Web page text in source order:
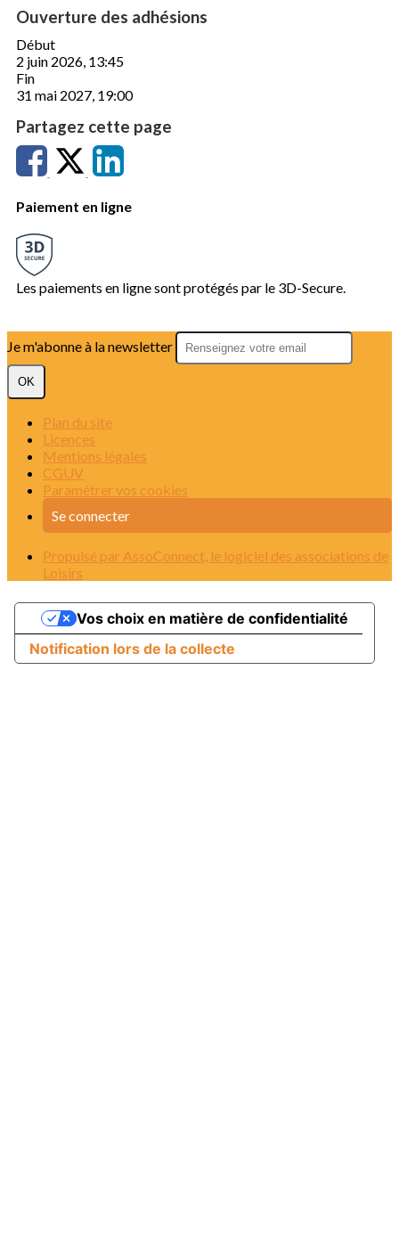
Ouverture des adhésions
Début
2 juin 2026, 13:45
Fin
31 mai 2027, 19:00
Partagez cette page
Paiement en ligne
Les paiements en ligne sont protégés par le 3D-Secure.
Je m'abonne à la newsletter
OK
Plan du site
Licences
Mentions légales
CGUV
Paramétrer vos cookies
Se connecter
Propulsé par AssoConnect, le logiciel des associations de
Loisirs
Notification lors de la collecte
Vos choix en matière de confidentialité